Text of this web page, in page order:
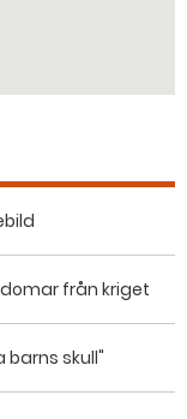
från kriget
skull"